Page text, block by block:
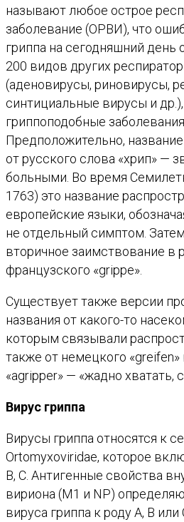
называют любое острое
заболевание (ОРВИ), что
гриппа на сегодняшний день
200 видов других
(аденовирусы, риновирусы,
синтициальные вирусы и
гриппоподобные
Предположительно,
от русского слова «хрип» —
больными. Во время
1763) это название
европейские языки,
не отдельный симптом.
вторичное заимствование в
французского «grippe».
Существует также версии
названия от какого-то
которым связывали
также от немецкого
«agripper» — «жадно хватать,
Вирус гриппа
Вирусы гриппа относятся к
Ortomyxoviridae, которое
B, С. Антигенные свойства
вириона (M1 и NP)
вируса гриппа к роду А, В или